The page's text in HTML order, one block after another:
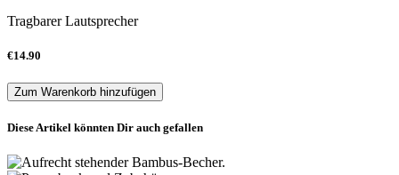
Tragbarer Lautsprecher
€14.90
Zum Warenkorb hinzufügen
Diese Artikel könnten Dir auch gefallen